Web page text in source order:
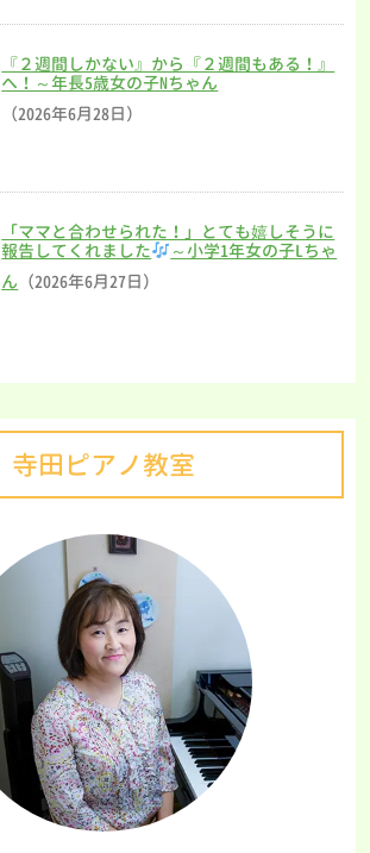
『２週間しかない』から『２週間もある！』
へ！～年長5歳女の子Nちゃん
（2026年6月28日）
「ママと合わせられた！」とても嬉しそうに
報告してくれました
～小学1年女の子Lちゃ
ん （2026年6月27日）
寺田ピアノ教室